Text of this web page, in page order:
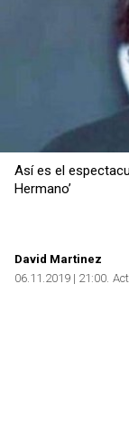
Así es el
Hermano’
David Martinez
06.11.2019 | 21:00